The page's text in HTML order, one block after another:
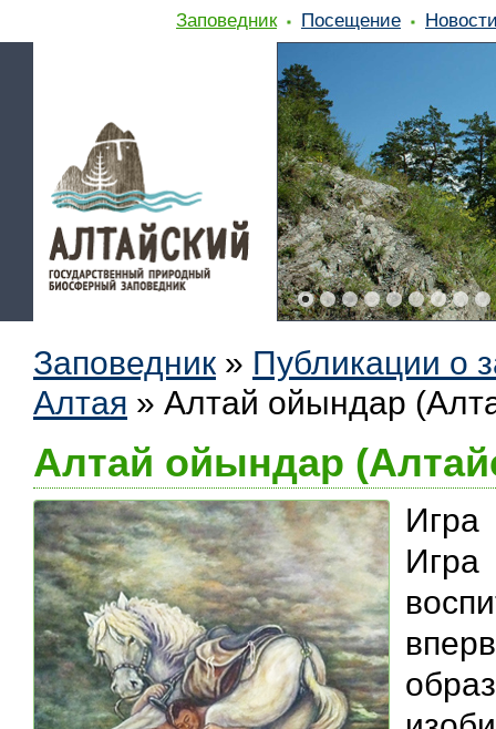
Заповедник Посещение
Заповедник » Публикации о
Алтая » Алтай ойындар
Алтай ойындар
Игра